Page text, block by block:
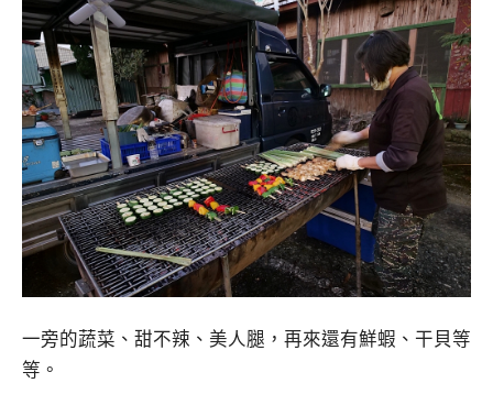
一旁的蔬菜、甜不辣、美人腿，再來還有鮮蝦、干貝等
等。